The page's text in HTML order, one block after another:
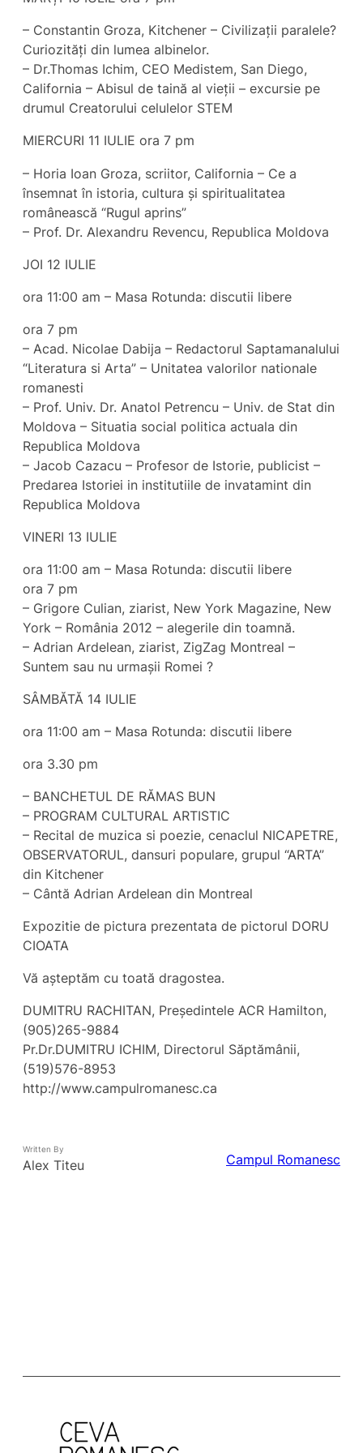
– Constantin Groza, Kitchener – Civilizații paralele?
Curiozități din lumea albinelor.
– Dr.Thomas Ichim, CEO Medistem, San Diego,
California – Abisul de taină al vieții – excursie pe
drumul Creatorului celulelor STEM
MIERCURI 11 IULIE ora 7 pm
– Horia Ioan Groza, scriitor, California – Ce a
însemnat în istoria, cultura și spiritualitatea
românească “Rugul aprins”
– Prof. Dr. Alexandru Revencu, Republica Moldova
JOI 12 IULIE
ora 11:00 am – Masa Rotunda: discutii libere
ora 7 pm
– Acad. Nicolae Dabija – Redactorul Saptamanalului
“Literatura si Arta” – Unitatea valorilor nationale
romanesti
– Prof. Univ. Dr. Anatol Petrencu – Univ. de Stat din
Moldova – Situatia social politica actuala din
Republica Moldova
– Jacob Cazacu – Profesor de Istorie, publicist –
Predarea Istoriei in institutiile de invatamint din
Republica Moldova
VINERI 13 IULIE
ora 11:00 am – Masa Rotunda: discutii libere
ora 7 pm
– Grigore Culian, ziarist, New York Magazine, New
York – România 2012 – alegerile din toamnă.
– Adrian Ardelean, ziarist, ZigZag Montreal –
Suntem sau nu urmașii Romei ?
SÂMBĂTĂ 14 IULIE
ora 11:00 am – Masa Rotunda: discutii libere
ora 3.30 pm
– BANCHETUL DE RĂMAS BUN
– PROGRAM CULTURAL ARTISTIC
– Recital de muzica si poezie, cenaclul NICAPETRE,
OBSERVATORUL, dansuri populare, grupul “ARTA”
din Kitchener
– Cântă Adrian Ardelean din Montreal
Expozitie de pictura prezentata de pictorul DORU
CIOATA
Vă așteptăm cu toată dragostea.
DUMITRU RACHITAN, Președintele ACR Hamilton,
(905)265-9884
Pr.Dr.DUMITRU ICHIM, Directorul Săptămânii,
(519)576-8953
http://www.campulromanesc.ca
Written By
Alex Titeu Campul Romanesc